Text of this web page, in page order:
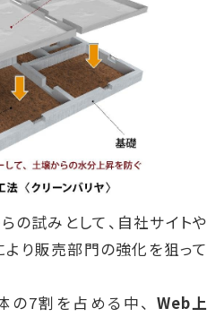
試みとして、自社サイトや
り販売部門の強化を狙って
の7割を占める中、Web上